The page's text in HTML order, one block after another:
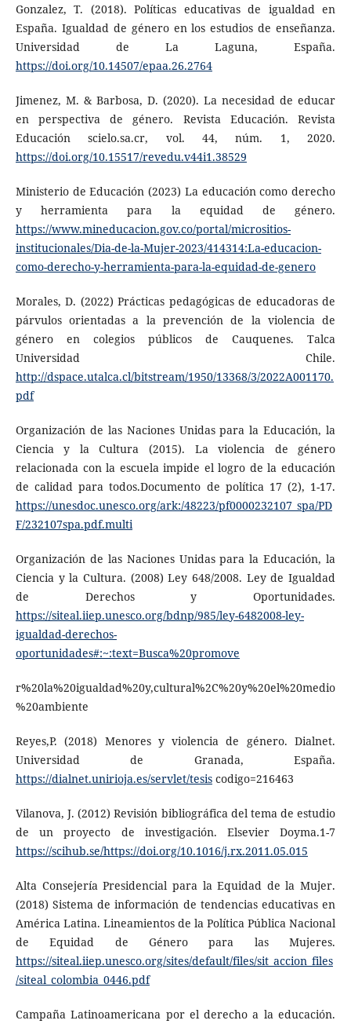
Gonzalez, T. (2018). Políticas educativas de igualdad en
España. Igualdad de género en los estudios de enseñanza.
Universidad de La Laguna, España.
https://doi.org/10.14507/epaa.26.2764
Jimenez, M. & Barbosa, D. (2020). La necesidad de educar
en perspectiva de género. Revista Educación. Revista
Educación scielo.sa.cr, vol. 44, núm. 1, 2020.
https://doi.org/10.15517/revedu.v44i1.38529
Ministerio de Educación (2023) La educación como derecho
y herramienta para la equidad de género.
https://www.mineducacion.gov.co/portal/micrositios-
institucionales/Dia-de-la-Mujer-2023/414314:La-educacion-
como-derecho-y-herramienta-para-la-equidad-de-genero
Morales, D. (2022) Prácticas pedagógicas de educadoras de
párvulos orientadas a la prevención de la violencia de
género en colegios públicos de Cauquenes. Talca
Universidad Chile.
http://dspace.utalca.cl/bitstream/1950/13368/3/2022A001170.
pdf
Organización de las Naciones Unidas para la Educación, la
Ciencia y la Cultura (2015). La violencia de género
relacionada con la escuela impide el logro de la educación
de calidad para todos.Documento de política 17 (2), 1-17.
https://unesdoc.unesco.org/ark:/48223/pf0000232107_spa/PD
F/232107spa.pdf.multi
Organización de las Naciones Unidas para la Educación, la
Ciencia y la Cultura. (2008) Ley 648/2008. Ley de Igualdad
de Derechos y Oportunidades.
https://siteal.iiep.unesco.org/bdnp/985/ley-6482008-ley-
igualdad-derechos-
oportunidades#:~:text=Busca%20promove
r%20la%20igualdad%20y,cultural%2C%20y%20el%20medio
%20ambiente
Reyes,P. (2018) Menores y violencia de género. Dialnet.
Universidad de Granada, España.
https://dialnet.unirioja.es/servlet/tesiscodigo=216463
Vilanova, J. (2012) Revisión bibliográfica del tema de estudio
de un proyecto de investigación. Elsevier Doyma.1-7
https://scihub.se/https://doi.org/10.1016/j.rx.2011.05.015
Alta Consejería Presidencial para la Equidad de la Mujer.
(2018) Sistema de información de tendencias educativas en
América Latina. Lineamientos de la Política Pública Nacional
de Equidad de Género para las Mujeres.
https://siteal.iiep.unesco.org/sites/default/files/sit_accion_files
/siteal_colombia_0446.pdf
Campaña Latinoamericana por el derecho a la educación.